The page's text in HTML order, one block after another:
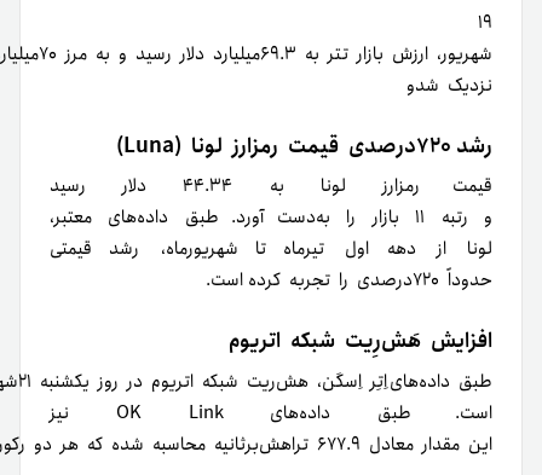
۱۹
شهریور، ارزش بازار تتر به
نزدیک شدو
رشد ۷۲۰درصدی قیمت رمزارز لونا (Luna)
قیمت
رمزارز لونا به ۴۴.۳۴ دلار رسید
و رتبه ۱۱ بازار را به‌دست آورد. طبق داده‌های معتبر،
لونا از دهه اول تیرماه تا شهریورماه، رشد قیمتی
حدوداً ۷۲۰درصدی را تجربه کرده است.
افزایش هَش‌رِیت شبکه اتریوم
طبق داده‌هایاِتِر اِسکَن
است. طبق داده‌هایOK Link نیز
این مقدار معادل ۶۷۷.۹
تراهش‌بر‌ثانیه محاسبه شده که هر دو